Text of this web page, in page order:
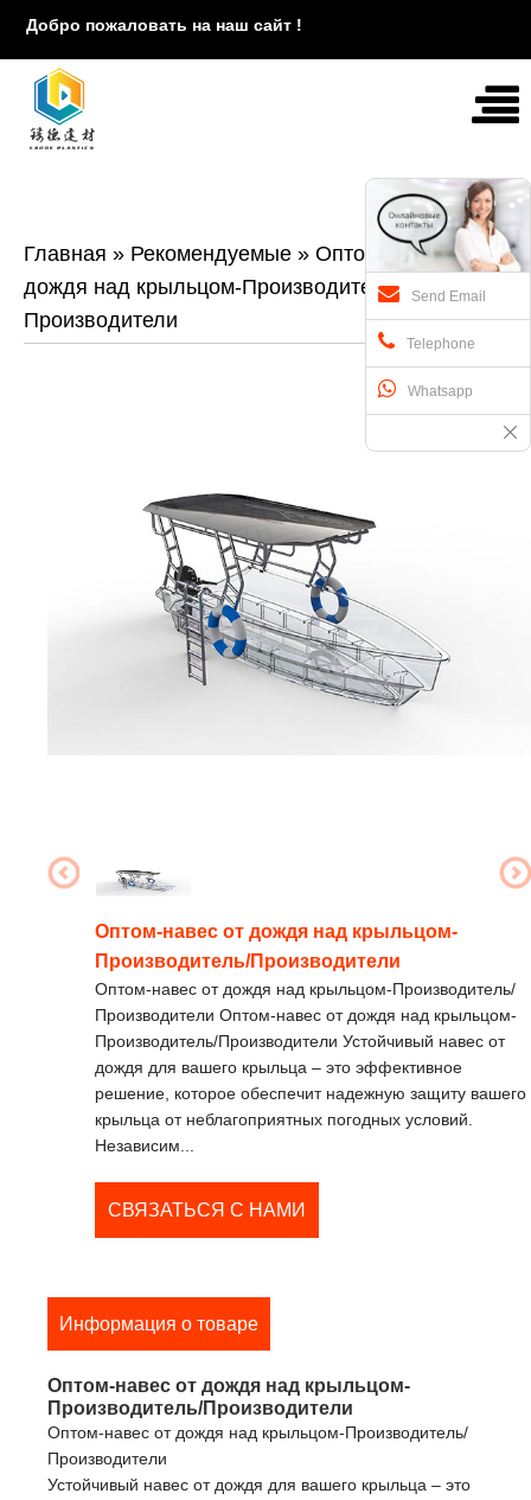
Добро пожаловать на наш сайт !
Главная » Рекомендуемые » Оптом-навес от
дождя над крыльцом-Производитель/
Производители
Оптом-навес от дождя над крыльцом-
Производитель/Производители
Оптом-навес от дождя над крыльцом-Производитель/
Производители Оптом-навес от дождя над крыльцом-
Производитель/Производители Устойчивый навес от
дождя для вашего крыльца – это эффективное
решение, которое обеспечит надежную защиту вашего
крыльца от неблагоприятных погодных условий.
Независим...
СВЯЗАТЬСЯ С НАМИ
Информация о товаре
Оптом-навес от дождя над крыльцом-
Производитель/Производители
Оптом-навес от дождя над крыльцом-Производитель/
Производители
Устойчивый навес от дождя для вашего крыльца – это
Send Email
Telephone
Whatsapp